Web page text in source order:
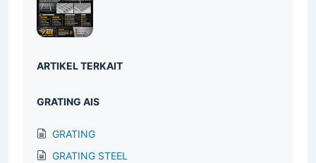
ARTIKEL TERKAIT
GRATING AIS
GRATING
GRATING STEEL